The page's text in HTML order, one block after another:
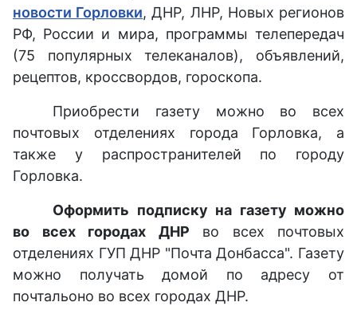
новости Горловки, ДНР, ЛНР, Новых регионов
РФ, России и мира, программы телепередач
(75 популярных телеканалов), объявлений,
рецептов, кроссвордов, гороскопа.
Приобрести газету можно во всех
почтовых отделениях города Горловка, а
также у распространителей по городу
Горловка.
Оформить подписку на газету можно
во всех городах ДНР во всех почтовых
отделениях ГУП ДНР "Почта Донбасса". Газету
можно получать домой по адресу от
почтальоно во всех городах ДНР.